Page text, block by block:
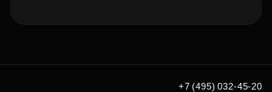
+7 (495) 032-45-20